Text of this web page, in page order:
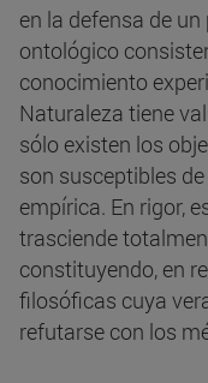
en la defensa de
ontológico
conocimiento
Naturaleza tiene
sólo existen los
son susceptibles
empírica. En rigor,
trasciende
constituyendo, en
filosóficas cuya
refutarse con los